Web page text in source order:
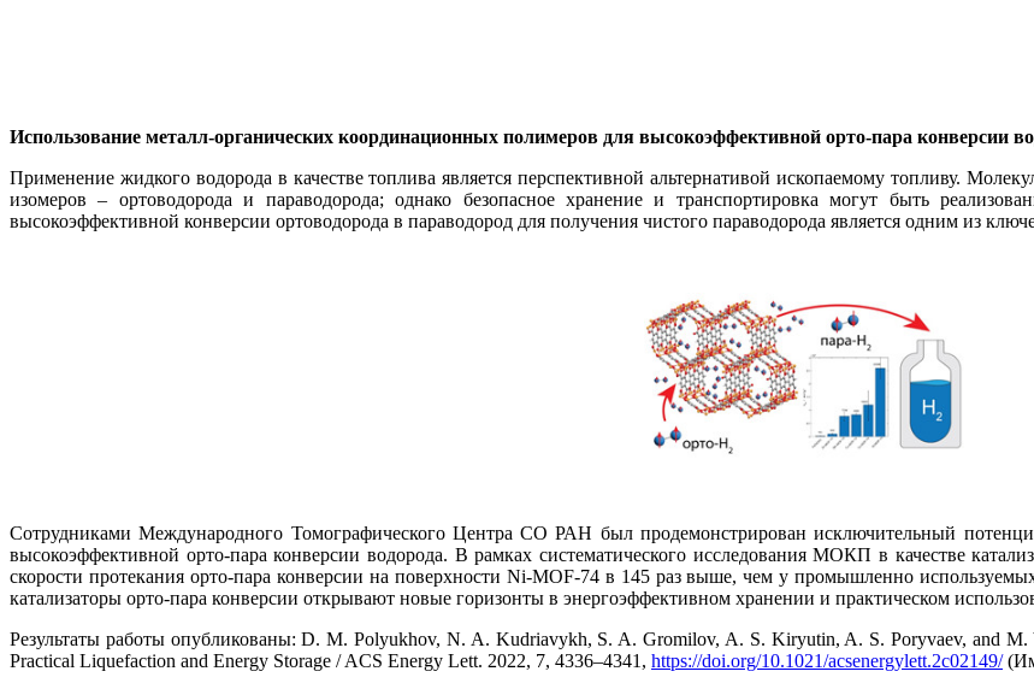
Использование металл-органических координационных полимеров для высокоэффективной орто-пара конверсии
Применение жидкого водорода в качестве топлива является перспективной альтернативой ископаемому топливу.
изомеров – ортоводорода и параводорода; однако безопасное хранение и транспортировка могут быть
высокоэффективной конверсии ортоводорода в параводород для получения чистого параводорода является одним из
Сотрудниками Международного Томографического Центра СО РАН был продемонстрирован исключительный
высокоэффективной орто-пара конверсии водорода. В рамках систематического исследования МОКП в качестве
скорости протекания орто-пара конверсии на поверхности Ni-MOF-74 в 145 раз выше, чем у промышленно
катализаторы орто-пара конверсии открывают новые горизонты в энергоэффективном хранении и практическом
Результаты работы опубликованы: D. M. Polyukhov, N. A. Kudriavykh, S. A. Gromilov, A. S. Kiryutin, A. S. Poryvaev, and
Practical Liquefaction and Energy Storage / ACS Energy Lett. 2022, 7, 4336–4341, https://doi.org/10.1021/acsenergylett.2c02149/